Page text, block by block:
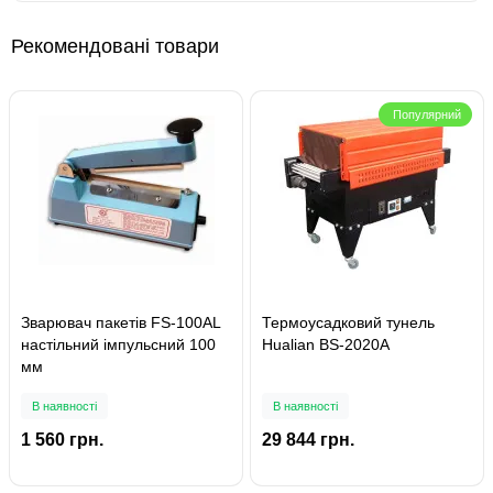
Рекомендовані товари
Зварювач пакетів FS-100AL
настільний імпульсний 100
мм
В наявності
1 560 грн.
Популярний
Термоусадковий тунель
Hualian BS-2020A
В наявності
29 844 грн.